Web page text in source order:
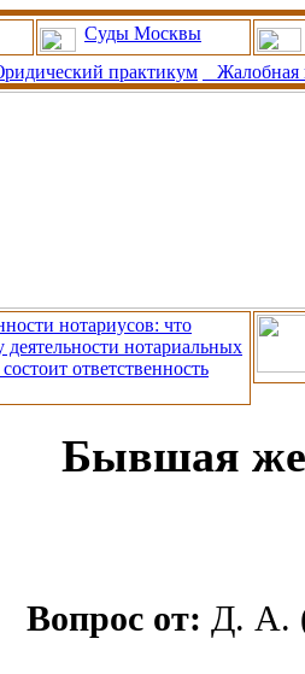
Суды Москвы
практикум Жалобная
нотариусов: что
деятельности нотариальных
ответственность
Бывшая
Вопрос от: Д. А.